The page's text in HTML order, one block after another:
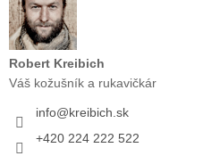
Robert Kreibich
Váš kožušník a rukavičkár
info@kreibich.sk
+420 224 222 522